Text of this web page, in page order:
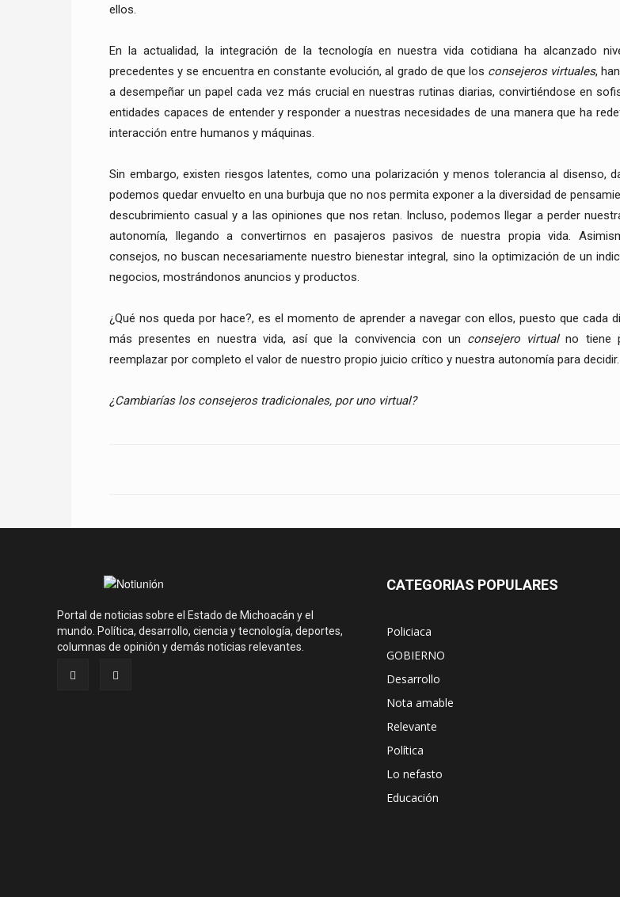
ellos.
En la actualidad, la integración de la tecnología en nuestra vida cotidiana ha alcanzado
precedentes y se encuentra en constante evolución, al grado de que los consejeros virtuales,
a desempeñar un papel cada vez más crucial en nuestras rutinas diarias, convirtiéndose en
entidades capaces de entender y responder a nuestras necesidades de una manera que ha
interacción entre humanos y máquinas.
Sin embargo, existen riesgos latentes, como una polarización y menos tolerancia al disenso,
podemos quedar envuelto en una burbuja que no nos permita exponer a la diversidad de
descubrimiento casual y a las opiniones que nos retan. Incluso, podemos llegar a perder
autonomía, llegando a convertirnos en pasajeros pasivos de nuestra propia vida.
consejos, no buscan necesariamente nuestro bienestar integral, sino la optimización de un
negocios, mostrándonos anuncios y productos.
¿Qué nos queda por hace?, es el momento de aprender a navegar con ellos, puesto que cada
más presentes en nuestra vida, así que la convivencia con un consejero virtualno tiene
reemplazar por completo el valor de nuestro propio juicio crítico y nuestra autonomía para decidir.
¿Cambiarías los consejeros tradicionales, por uno virtual?
Portal de noticias sobre el Estado de Michoacán y el
mundo. Política, desarrollo, ciencia y tecnología, deportes,
columnas de opinión y demás noticias relevantes.
CATEGORIAS POPULARES
Policiaca
GOBIERNO
Desarrollo
Nota amable
Relevante
Política
Lo nefasto
Educación